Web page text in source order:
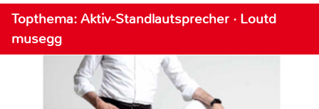
Topthema: Aktiv-Standlautsprecher · Loutd
musegg